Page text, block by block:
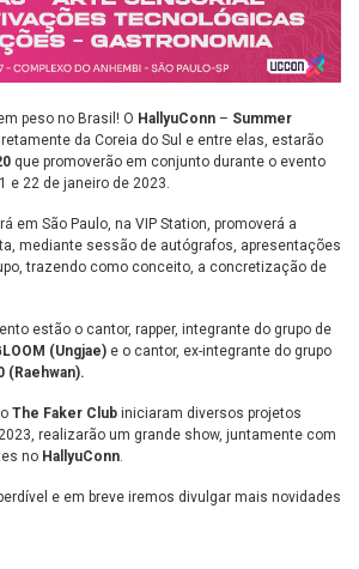
peso no Brasil! O HallyuConn – Summer
da Coreia do Sul e entre elas, estarão
que promoverão em conjunto durante o evento
e 22 de janeiro de 2023.
em São Paulo, na VIP Station, promoverá a
mediante sessão de autógrafos, apresentações
trazendo como conceito, a concretização de
estão o cantor, rapper, integrante do grupo de
(Ungjae) e o cantor, ex-integrante do grupo
(Raehwan).
The Faker Club iniciaram diversos projetos
realizarão um grande show, juntamente com
no HallyuConn.
e em breve iremos divulgar mais novidades